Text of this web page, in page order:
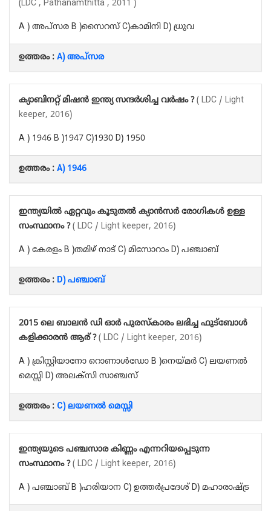
(LDC , Pathanamthitta , 2011 )
A ) അപ്സര B )സൈറസ് C)കാമിനി D) ധ്രുവ
ഉത്തരം : A) അപ്സര
ക്യാബിനറ്റ് മിഷൻ ഇന്ത്യ സന്ദർശിച്ച വർഷം ?( LDC / Light
keeper, 2016)
A ) 1946 B )1947 C)1930 D) 1950
ഉത്തരം : A) 1946
ഇന്ത്യയിൽ ഏറ്റവും കൂടുതൽ ക്യാൻസർ രോഗികൾ ഉള്ള
സംസ്ഥാനം ?( LDC / Light keeper, 2016)
A ) കേരളം B )തമിഴ് നാട് C) മിസോറാം D) പഞ്ചാബ്
ഉത്തരം : D) പഞ്ചാബ്
2015 ലെ ബാലൻ ഡി ഓർ പുരസ്‌കാരം ലഭിച്ച ഫുട്ബോൾ
കളിക്കാരൻ ആര് ?( LDC / Light keeper, 2016)
A ) ക്രിസ്റ്റിയാനോ റൊണാൾഡോ B )നെയ്മർ C) ലയണൽ
മെസ്സി D) അലക്സി സാഞ്ചസ്
ഉത്തരം : C) ലയണൽ മെസ്സി
ഇന്ത്യയുടെ പഞ്ചസാര കിണ്ണം എന്നറിയപ്പെടുന്ന
സംസ്ഥാനം ?( LDC / Light keeper, 2016)
A ) പഞ്ചാബ് B )ഹരിയാന C) ഉത്തർപ്രദേശ് D) മഹാരാഷ്ട്ര